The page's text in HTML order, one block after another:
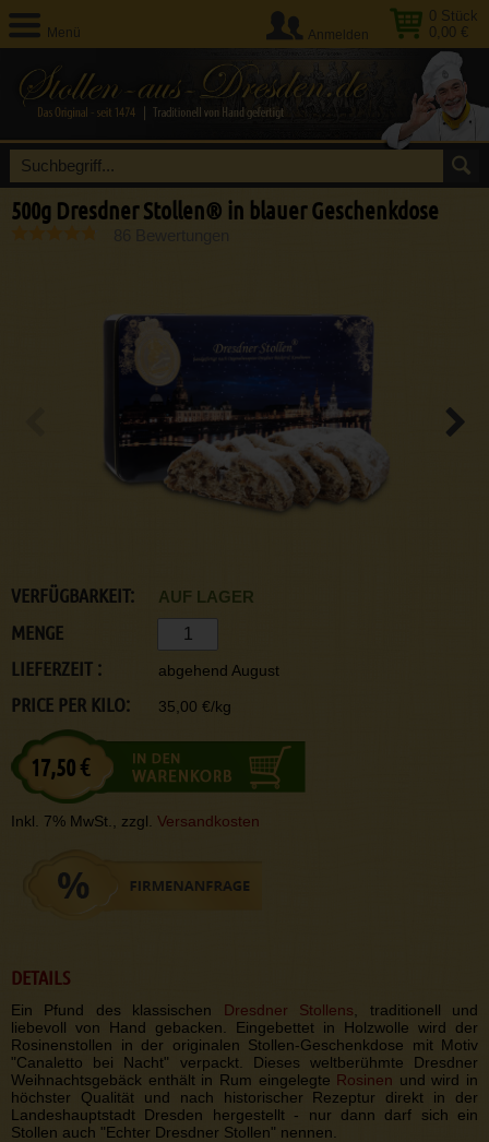
Menü
0 Stück
0,00 €
Anmelden
500g Dresdner Stollen® in blauer Geschenkdose
VERFÜGBARKEIT: AUF LAGER
MENGE
LIEFERZEIT :
abgehend August
PRICE PER KILO: 35,00 €/kg
17,50 €
Inkl. 7% MwSt., zzgl. Versandkosten
DETAILS
Ein Pfund des klassischen Dresdner Stollens , traditionell und
liebevoll von Hand gebacken. Eingebettet in Holzwolle wird der
Rosinenstollen in der originalen Stollen-Geschenkdose mit Motiv
"Canaletto bei Nacht" verpackt. Dieses weltberühmte Dresdner
Weihnachtsgebäck enthält in Rum eingelegte Rosinen und wird in
höchster Qualität und nach historischer Rezeptur direkt in der
Landeshauptstadt Dresden hergestellt - nur dann darf sich ein
Stollen auch "Echter Dresdner Stollen" nennen.